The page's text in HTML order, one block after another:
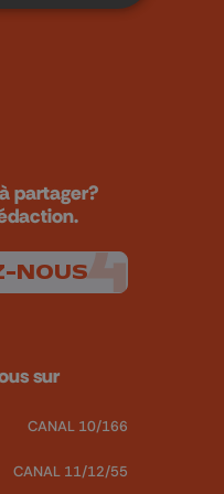
partager?
NOUS
sur
CANAL 10/166
CANAL 11/12/55